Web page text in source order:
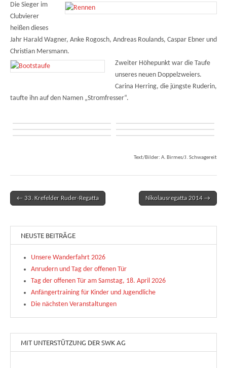
Die Sieger im
Clubvierer
heißen dieses
Jahr Harald Wagner, Anke Rogosch, Andreas Roulands, Caspar Ebner und
Christian Mersmann.
Zweiter Höhepunkt war die Taufe
unseres neuen Doppelzweiers.
Carina Herring, die jüngste Ruderin,
taufte ihn auf den Namen „Stromfresser“.
Text/Bilder: A. Birmes/J. Schwagereit
Post navigation
← 33. Krefelder Ruder-Regatta Nikolausregatta 2014 →
NEUSTE BEITRÄGE
Unsere Wanderfahrt 2026
Anrudern und Tag der offenen Tür
Tag der offenen Tür am Samstag, 18. April 2026
Anfängertraining für Kinder und Jugendliche
Die nächsten Veranstaltungen
MIT UNTERSTÜTZUNG DER SWK AG